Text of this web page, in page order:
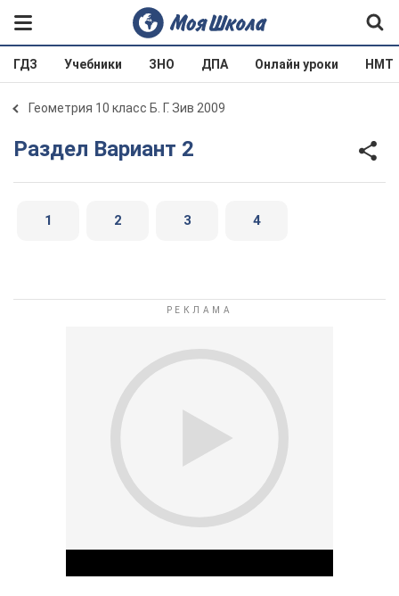
ГДЗ Учебники ЗНО ДПА Онлайн уроки НМТ
Геометрия 10 класс Б. Г. Зив 2009
Раздел Вариант 2
1 2 3 4